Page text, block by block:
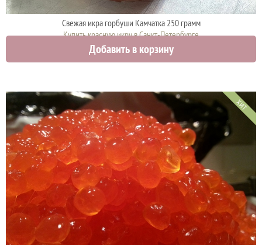
Свежая икра горбуши Камчатка 250 грамм
Купить красную икру в Санкт-Петербурге
4425 руб.
Добавить в корзину
ХИТ